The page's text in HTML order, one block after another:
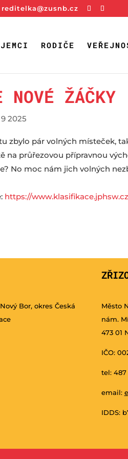
reditelka@zusnb.cz
RODIČE
NOVÉ ŽÁČKY
9 2025
zbylo pár volných místeček,
na průřezovou přípravnou
No moc nám jich volných
https://
Bor, okres Česká
Město
nám.
473 01
IČO:
tel: 487
email:
IDDS: